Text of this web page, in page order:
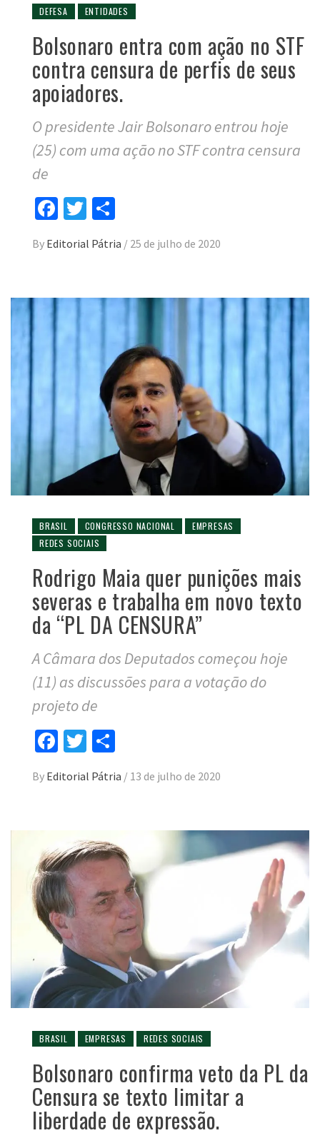
DEFESA ENTIDADES
Bolsonaro entra com ação no STF
contra censura de perfis de seus
apoiadores.
O presidente Jair Bolsonaro entrou hoje
(25) com uma ação no STF contra censura
de
Facebook
Twitter
By Editorial Pátria / 25 de julho de 2020
BRASIL CONGRESSO NACIONAL
EMPRESAS
REDES SOCIAIS
Rodrigo Maia quer punições mais
severas e trabalha em novo texto
da “PL DA CENSURA”
A Câmara dos Deputados começou hoje
(11) as discussões para a votação do
projeto de
Facebook
Twitter
By Editorial Pátria / 13 de julho de 2020
BRASIL EMPRESAS REDES SOCIAIS
Bolsonaro confirma veto da PL da
Censura se texto limitar a
liberdade de expressão.